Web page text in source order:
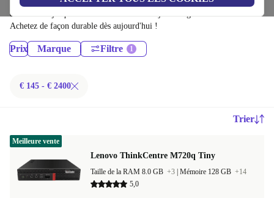
économisez jusqu'à 40 %. Retours sous 30 jours et garantie de 12 mois.
Achetez de façon durable dès aujourd'hui !
Prix Marque Filtre
€ 145 - € 2400
Trier
Lenovo ThinkCentre M720q Tiny
Taille de la RAM 8.0 GB +3 Mémoire 128 GB +14
5,0
Meilleure vente